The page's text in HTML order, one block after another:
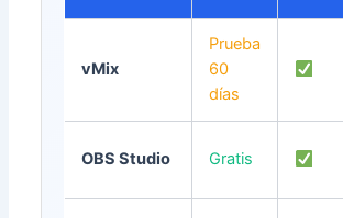
vMix
Prueba
60
días
OBS Studio Gratis